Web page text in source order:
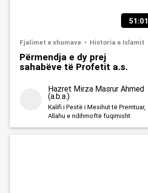
51:01
Fjalimet e xhumave Historia e Islamit
Përmendja e dy prej
sahabëve të Profetit a.s.
Hazret Mirza Masrur Ahmed
(a.b.a.)
Kalifi i Pestë i Mesihut të Premtuar,
Allahu e ndihmoftë fuqimisht